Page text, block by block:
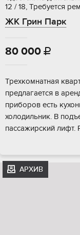
12 / 18, Требуется
ЖК Грин Парк
80 000 
Трехкомнатная
предлагается в
приборов есть
холодильник. В
пассажирский лифт.
АРХИВ